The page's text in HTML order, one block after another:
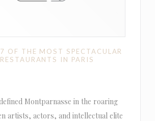
OF THE MOST SPECTACULAR
IN PARIS
Montparnasse in the roaring
artists, actors, and intellectual elite